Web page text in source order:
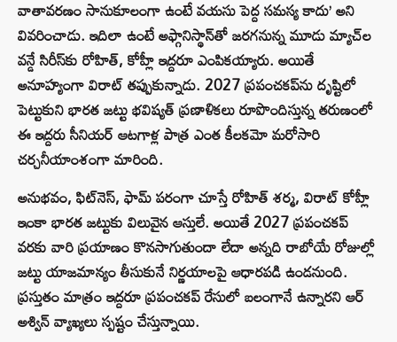
వాతావరణం సానుకూలంగా ఉంటే వయసు పెద్ద సమస్య కాదు’ అని
వివరించాడు. ఇదిలా ఉంటే అఫ్గానిస్థాన్‌తో జరగనున్న మూడు మ్యాచ్‌ల
వన్డే సిరీస్‌కు రోహిత్, కోహ్లీ ఇద్దరూ ఎంపికయ్యారు. అయితే
అనూహ్యంగా విరాట్ తప్పుకున్నాడు. 2027 ప్రపంచకప్‌ను దృష్టిలో
పెట్టుకుని భారత జట్టు భవిష్యత్ ప్రణాళికలు రూపొందిస్తున్న తరుణంలో
ఈ ఇద్దరు సీనియర్ ఆటగాళ్ల పాత్ర ఎంత కీలకమో మరోసారి
చర్చనీయాంశంగా మారింది.
అనుభవం, ఫిట్‌నెస్, ఫామ్ పరంగా చూస్తే రోహిత్ శర్మ, విరాట్ కోహ్లీ
ఇంకా భారత జట్టుకు విలువైన ఆస్తులే. అయితే 2027 ప్రపంచకప్
వరకు వారి ప్రయాణం కొనసాగుతుందా లేదా అన్నది రాబోయే రోజుల్లో
జట్టు యాజమాన్యం తీసుకునే నిర్ణయాలపై ఆధారపడి ఉండనుంది.
ప్రస్తుతం మాత్రం ఇద్దరూ ప్రపంచకప్ రేసులో బలంగానే ఉన్నారని ఆర్
అశ్విన్ వ్యాఖ్యలు స్పష్టం చేస్తున్నాయి.